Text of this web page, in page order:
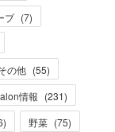
ブ (7)
の他 (55)
情報 (231)
) 野菜 (75)